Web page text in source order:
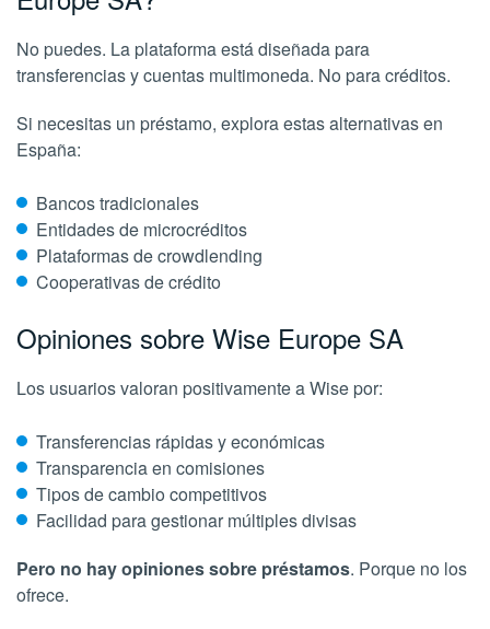
No puedes. La plataforma está diseñada para
transferencias y cuentas multimoneda. No para créditos.
Si necesitas un préstamo, explora estas alternativas en
España:
Bancos tradicionales
Entidades de microcréditos
Plataformas de crowdlending
Cooperativas de crédito
Opiniones sobre Wise Europe SA
Los usuarios valoran positivamente a Wise por:
Transferencias rápidas y económicas
Transparencia en comisiones
Tipos de cambio competitivos
Facilidad para gestionar múltiples divisas
Pero no hay opiniones sobre préstamos. Porque no los
ofrece.